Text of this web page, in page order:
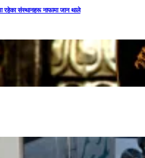
रहेका संस्थानहरू नाफामा जान थाले